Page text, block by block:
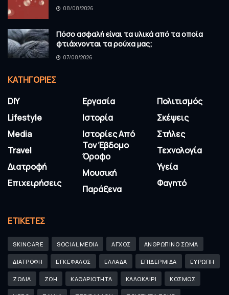
08/08/2026
Πόσο ασφαλή είναι τα υλικά από τα οποία
φτιάχνονται τα ρούχα μας;
07/08/2026
KΑΤΗΓΟΡΊΕΣ
DIY
Lifestyle
Media
Travel
Διατροφή
Επιχειρήσεις
Εργασία
Ιστορία
Ιστορίες Από
Τον Έβδομο
Όροφο
Μουσική
Παράξενα
Πολιτισμός
Σκέψεις
Στήλες
Τεχνολογία
Υγεία
Φαγητό
ΕΤΙΚΈΤΕΣ
SKINCARE SOCIAL MEDIA ΑΓΧΟΣ ΑΝΘΡΩΠΙΝΟ ΣΩΜΑ
ΔΙΑΤΡΟΦΗ ΕΓΚΕΦΑΛΟΣ ΕΛΛΑΔΑ ΕΠΙΔΕΡΜΙΔΑ ΕΥΡΩΠΗ
ΖΩΔΙΑ ΖΩΗ ΚΑΘΑΡΙΟΤΗΤΑ ΚΑΛΟΚΑΙΡΙ ΚΟΣΜΟΣ